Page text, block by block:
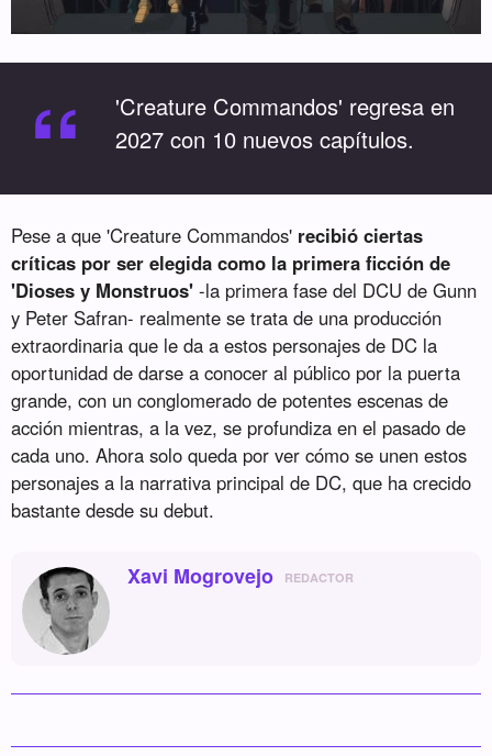
“
'Creature Commandos' regresa en
2027 con 10 nuevos capítulos.
Pese a que 'Creature Commandos' recibió ciertas
críticas por ser elegida como la primera ficción de
'Dioses y Monstruos' -la primera fase del DCU de Gunn
y Peter Safran- realmente se trata de una producción
extraordinaria que le da a estos personajes de DC la
oportunidad de darse a conocer al público por la puerta
grande, con un conglomerado de potentes escenas de
acción mientras, a la vez, se profundiza en el pasado de
cada uno. Ahora solo queda por ver cómo se unen estos
personajes a la narrativa principal de DC, que ha crecido
bastante desde su debut.
Xavi Mogrovejo REDACTOR